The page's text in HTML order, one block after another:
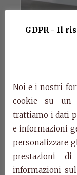
Art. H617
Consolle.
cm l.88 p.33 h.79
Art. H618
Consolle.
GDPR - Il
Noi e i nostri
cookie su un
trattiamo i dati
e informazioni
personalizzare
prestazioni
informazioni